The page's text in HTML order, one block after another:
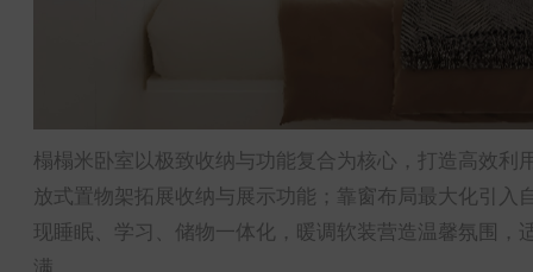
榻榻米卧室以极致收纳与功能复合为核心，打造高效
放式置物架拓展收纳与展示功能；靠窗布局最大化引
现睡眠、学习、储物一体化，暖调软装营造温馨氛围
满。